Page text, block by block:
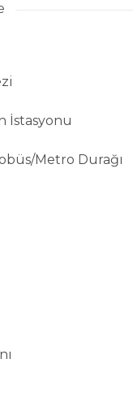
İstasyonu
Metro Durağı